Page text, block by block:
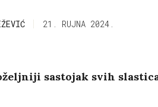
21. RUJNA 2024.
sastojak svih